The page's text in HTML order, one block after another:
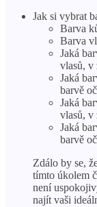
Jak si vybrat
Barva
Barva
Jaká
vlasů, v
Jaká
barvě
Jaká
vlasů, v
Jaká
barvě
Zdálo by se,
tímto úkolem
není
najít vaši